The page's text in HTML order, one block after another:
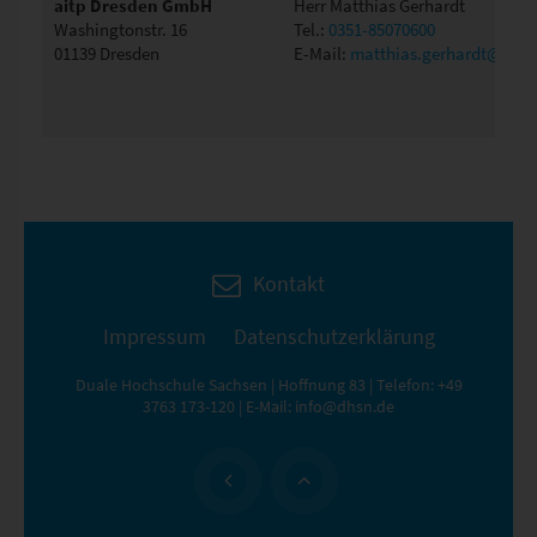
aitp Dresden GmbH
Washingtonstr. 16
01139 Dresden
Herr Matthias Gerhardt
Tel.: 0351-85070600
E-Mail:
Kontakt
Impressum
Datenschutzerklärung
Duale Hochschule Sachsen | Hoffnung 83 | Telefon: +49
3763 173-120 | E-Mail: info@dhsn.de